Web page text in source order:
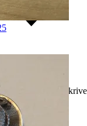
inte är som